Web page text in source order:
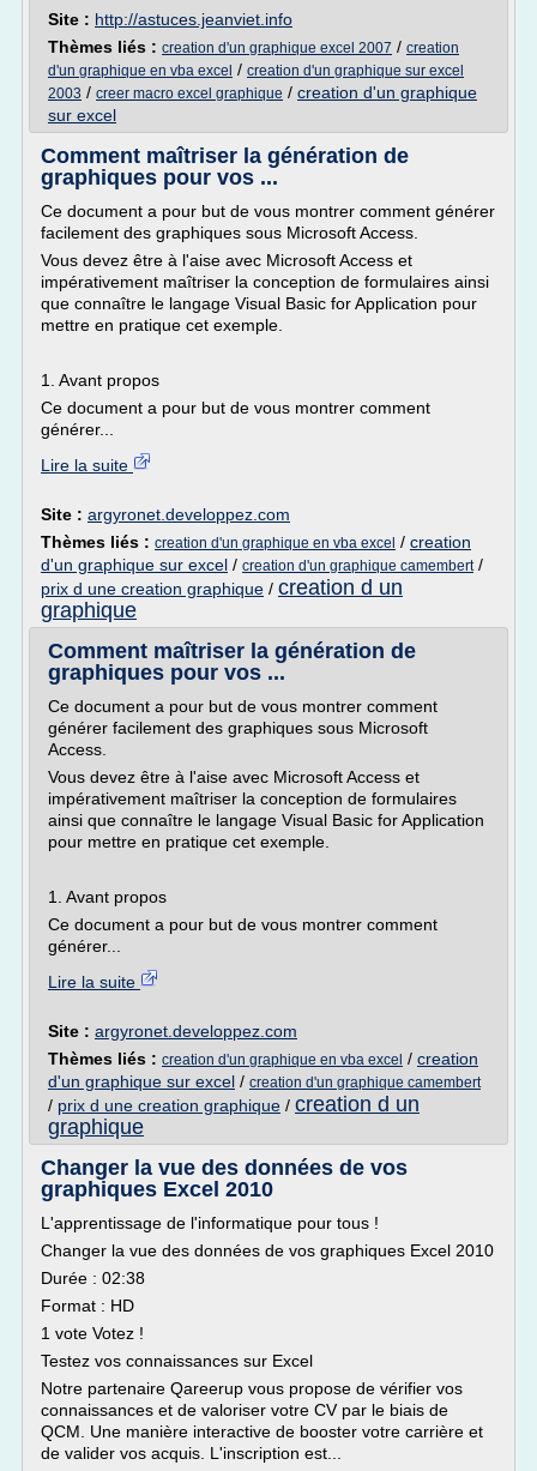
Site : http://astuces.jeanviet.info
Thèmes liés : creation d'un graphique excel 2007 / creation
d'un graphique en vba excel / creation d'un graphique sur excel
2003 / creer macro excel graphique / creation d'un graphique
sur excel
Comment maîtriser la génération de
graphiques pour vos ...
Ce document a pour but de vous montrer comment générer
facilement des graphiques sous Microsoft Access.
Vous devez être à l'aise avec Microsoft Access et
impérativement maîtriser la conception de formulaires ainsi
que connaître le langage Visual Basic for Application pour
mettre en pratique cet exemple.
1. Avant propos
Ce document a pour but de vous montrer comment
générer...
Lire la suite
Site : argyronet.developpez.com
Thèmes liés : creation d'un graphique en vba excel / creation
d'un graphique sur excel / creation d'un graphique camembert/
prix d une creation graphique / creation d un
graphique
Comment maîtriser la génération de
graphiques pour vos ...
Ce document a pour but de vous montrer comment
générer facilement des graphiques sous Microsoft
Access.
Vous devez être à l'aise avec Microsoft Access et
impérativement maîtriser la conception de formulaires
ainsi que connaître le langage Visual Basic for Application
pour mettre en pratique cet exemple.
1. Avant propos
Ce document a pour but de vous montrer comment
générer...
Lire la suite
Site : argyronet.developpez.com
Thèmes liés : creation d'un graphique en vba excel / creation
d'un graphique sur excel / creation d'un graphique camembert
/ prix d une creation graphique / creation d un
graphique
Changer la vue des données de vos
graphiques Excel 2010
L'apprentissage de l'informatique pour tous !
Changer la vue des données de vos graphiques Excel 2010
Durée : 02:38
Format : HD
1 vote Votez !
Testez vos connaissances sur Excel
Notre partenaire Qareerup vous propose de vérifier vos
connaissances et de valoriser votre CV par le biais de
QCM. Une manière interactive de booster votre carrière et
de valider vos acquis. L'inscription est...